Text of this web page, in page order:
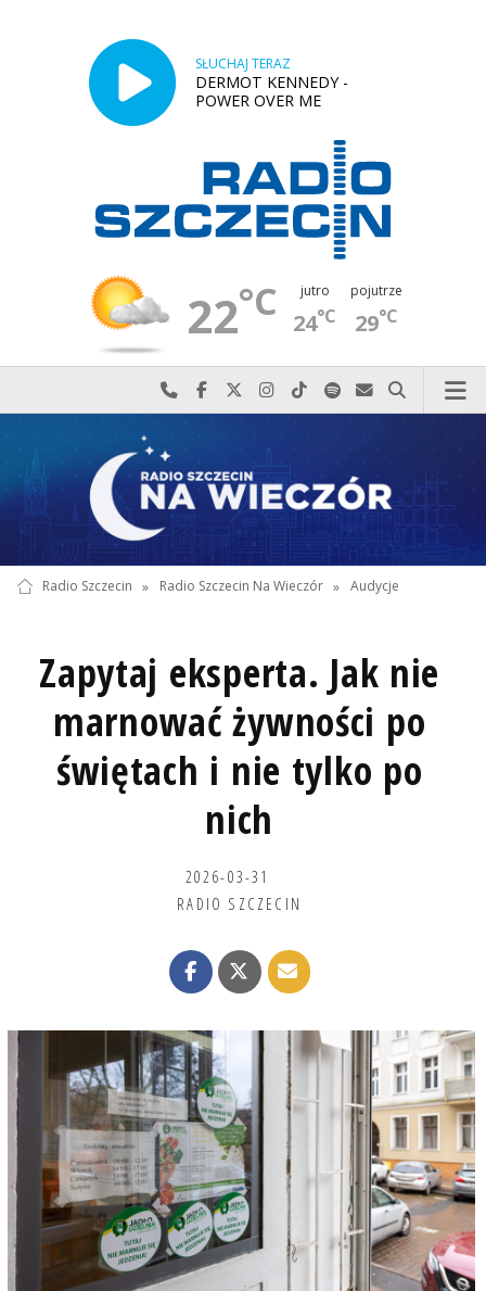
SŁUCHAJ TERAZ
DERMOT KENNEDY -
POWER OVER ME
22°C jutro
24°C
pojutrze
29°C
Najlepiej po prostu do nas zadzwoń
Odwiedź nas na Facebook-u
Odwiedź nas na X
Odwiedź nas na Instagram-ie
Odwiedź nas na TikTok-u
Szukaj nas na Spotify
Wyślij do nas
Szukaj
Radio Szczecin » Radio Szczecin Na Wieczór » Audycje
Zapytaj eksperta. Jak nie
marnować żywności po
świętach i nie tylko po
nich
2026-03-31
RADIO SZCZECIN